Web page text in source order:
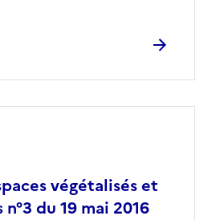
végétalisés et
du 19 mai 2016